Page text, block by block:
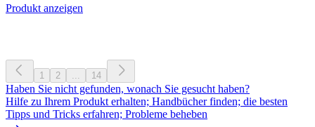
Produkt anzeigen
1 2 ... 14
Haben Sie nicht gefunden, wonach Sie gesucht haben?
Hilfe zu Ihrem Produkt erhalten; Handbücher finden; die besten
Tipps und Tricks erfahren; Probleme beheben